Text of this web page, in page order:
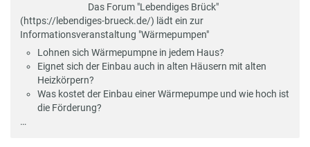
Das Forum "Lebendiges Brück"
(https://lebendiges-brueck.de/) lädt ein zur
Informationsveranstaltung "Wärmepumpen"
Lohnen sich Wärmepumpne in jedem Haus?
Eignet sich der Einbau auch in alten Häusern mit alten
Heizkörpern?
Was kostet der Einbau einer Wärmepumpe und wie hoch ist
die Förderung?
…